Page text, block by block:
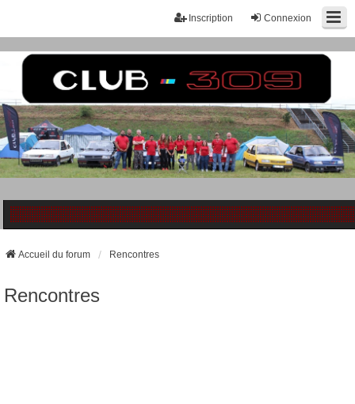
Connexion
Inscription
Accueil du forum Rencontres
Rencontres